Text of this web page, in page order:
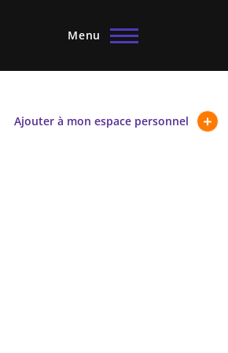
Menu
Ajouter à mon espace personnel